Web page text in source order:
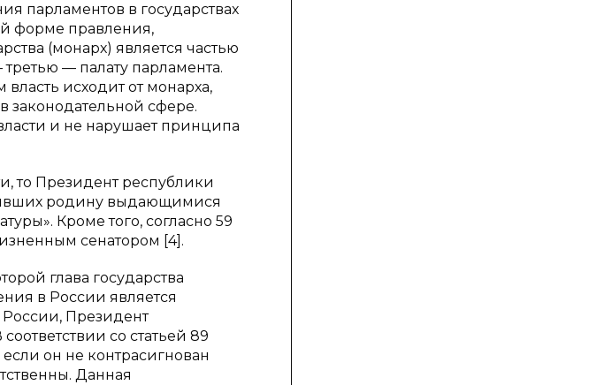
парламентов в государствах
форме правления,
(монарх) является частью
— палату парламента.
исходит от монарха,
законодательной сфере.
и не нарушает принципа
то Президент республики
родину выдающимися
Кроме того, согласно 59
сенатором [4].
глава государства
в России является
России, Президент
со статьей 89
он не контрасигнован
Данная